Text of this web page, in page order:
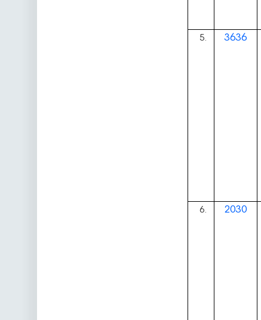
5. 3636
6. 2030